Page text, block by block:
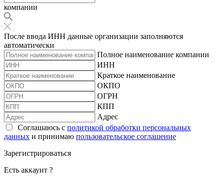
компании
После ввода ИНН данные организации заполняются
автоматически
Полное наименование компании
ИНН
Краткое наименование
ОКПО
ОГРН
КПП
Адрес
Соглашаюсь с политикой обработки персональных
данных и принимаю пользовательское соглашение
Зарегистрироваться
Есть аккаунт ?